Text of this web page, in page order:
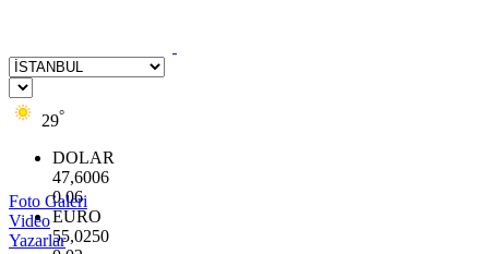
29°
DOLAR
47,6006
0.06
EURO
55,0250
Foto Galeri
Video
Yazarlar